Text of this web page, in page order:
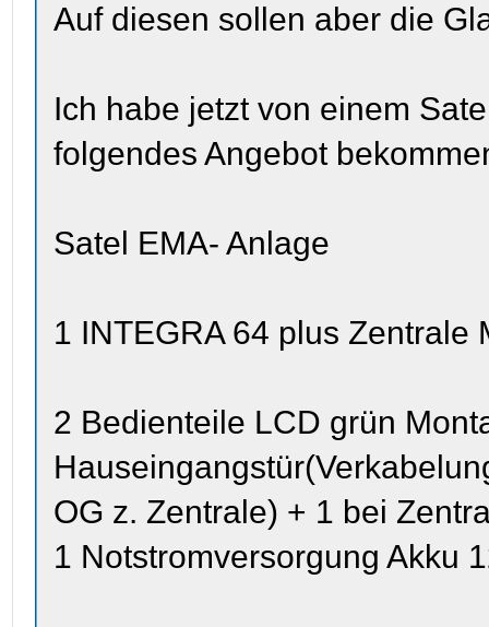
Auf diesen sollen aber die
Ich habe jetzt von einem
folgendes Angebot
Satel EMA- Anlage
1 INTEGRA 64 plus Zentrale
2 Bedienteile LCD grün
OG z. Zentrale) + 1 bei
1 Notstromversorgung Akku